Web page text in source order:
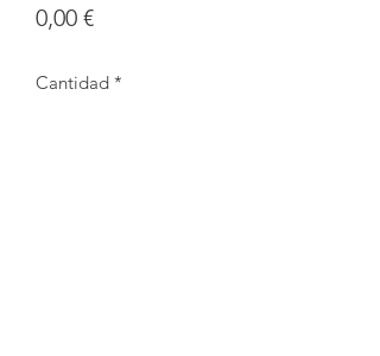
0,00 €Precio
Cantidad *